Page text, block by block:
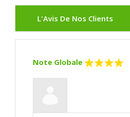
L'Avis De Nos Clients
Note Globale